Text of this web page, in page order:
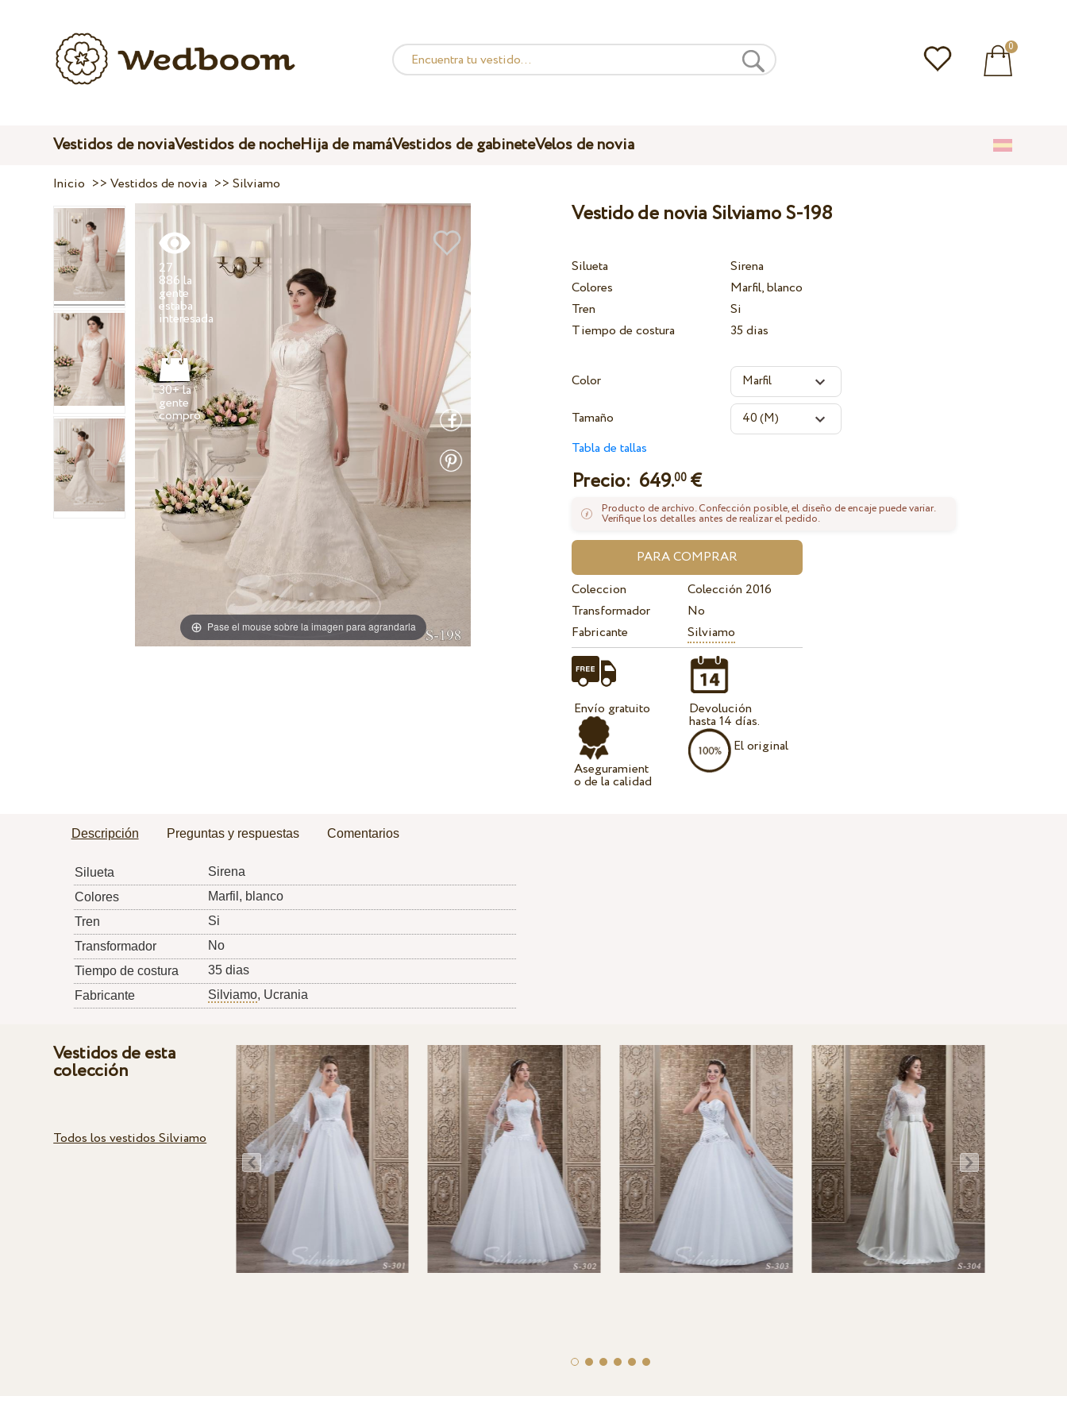
0
Vestidos de noviaVestidos de nocheHija de mamáVestidos de gabineteVelos de novia
Inicio >>Vestidos de novia >>Silviamo
Pase el mouse sobre la imagen para agrandarla
27
886 la
gente
estaba
30+ la
gente
compró
Vestido de novia Silviamo S-198
Silueta
Sirena
Colores
Marfil, blanco
Tren
Si
Tiempo de costura
35 dias
Color
Tamaño
Tabla de tallas
Precio: 649.00 €
Producto de archivo. Confección posible, el diseño de encaje puede variar.
Verifique los detalles antes de realizar el pedido.
Coleccion
Colección 2016
Transformador
No
Fabricante
Silviamo
Envío gratuito
Aseguramient
o de la calidad
Devolución
hasta 14 días.
El original
Descripción Preguntas y respuestas Comentarios
Silueta
Sirena
Colores
Marfil, blanco
Tren
Si
Transformador
No
Tiempo de costura
35 dias
Fabricante
Silviamo, Ucrania
Vestidos de esta
colección
Todos los vestidos Silviamo